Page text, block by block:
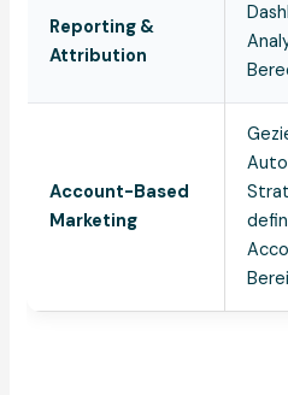
Reporting &
Attribution
Account-Based
Marketing